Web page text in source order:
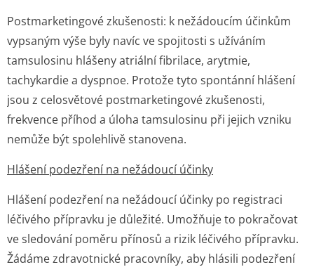
Postmarketingové zkušenosti: k nežádoucím účinkům
vypsaným výše byly navíc ve spojitosti s užíváním
tamsulosinu hlášeny atriální fibrilace, arytmie,
tachykardie a dyspnoe. Protože tyto spontánní hlášení
jsou z celosvětové postmarketingové zkušenosti,
frekvence příhod a úloha tamsulosinu při jejich vzniku
nemůže být spolehlivě stanovena.
Hlášení podezření na nežádoucí účinky
Hlášení podezření na nežádoucí účinky po registraci
léčivého přípravku je důležité. Umožňuje to pokračovat
ve sledování poměru přínosů a rizik léčivého přípravku.
Žádáme zdravotnické pracovníky, aby hlásili podezření